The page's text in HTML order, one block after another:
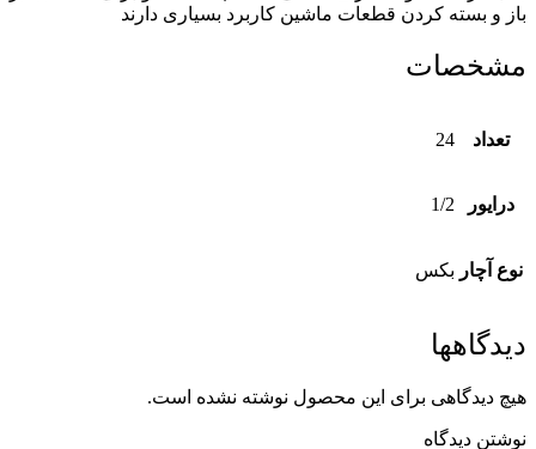
باز و بسته کردن قطعات ماشین کاربرد بسیاری دارند
مشخصات
تعداد 24
درایور 1/2
نوع آچار بکس
دیدگاهها
هیچ دیدگاهی برای این محصول نوشته نشده است.
نوشتن دیدگاه